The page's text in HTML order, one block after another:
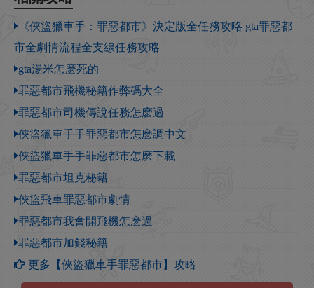
《俠盜獵車手：罪惡都市》決定版全任務攻略 gta罪惡都
市全劇情流程全支線任務攻略
gta湯米怎麽死的
罪惡都市飛機秘籍作弊碼大全
罪惡都市司機傳說任務怎麽過
俠盜獵車手手罪惡都市怎麽調中文
俠盜獵車手手罪惡都市怎麽下載
罪惡都市坦克秘籍
俠盜飛車罪惡都市劇情
罪惡都市我會開飛機怎麽過
罪惡都市加錢秘籍
更多【俠盜獵車手罪惡都市】攻略